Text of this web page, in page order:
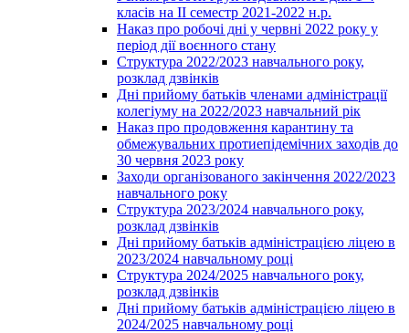
класів на ІІ семестр 2021-2022 н.р.
Наказ про робочі дні у червні 2022 року у
період дії воєнного стану
Структура 2022/2023 навчального року,
розклад дзвінків
Дні прийому батьків членами адміністрації
колегіуму на 2022/2023 навчальний рік
Наказ про продовження карантину та
обмежувальних протиепідемічних заходів до
30 червня 2023 року
Заходи організованого закінчення 2022/2023
навчального року
Структура 2023/2024 навчального року,
розклад дзвінків
Дні прийому батьків адміністрацією ліцею в
2023/2024 навчальному році
Структура 2024/2025 навчального року,
розклад дзвінків
Дні прийому батьків адміністрацією ліцею в
2024/2025 навчальному році